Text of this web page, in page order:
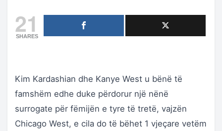
21
SHARES
Kim Kardashian dhe Kanye West u bënë të
famshëm edhe duke përdorur një nënë
surrogate për fëmijën e tyre të tretë, vajzën
Chicago West, e cila do të bëhet 1 vjeçare vetëm